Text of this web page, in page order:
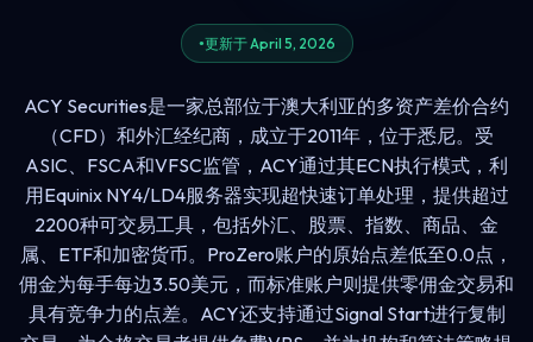
更新于 April 5, 2026
ACY Securities是一家总部位于澳大利亚的多资产差价合约
（CFD）和外汇经纪商，成立于2011年，位于悉尼。受
ASIC、FSCA和VFSC监管，ACY通过其ECN执行模式，利
用Equinix NY4/LD4服务器实现超快速订单处理，提供超过
2200种可交易工具，包括外汇、股票、指数、商品、金
属、ETF和加密货币。ProZero账户的原始点差低至0.0点，
佣金为每手每边3.50美元，而标准账户则提供零佣金交易和
具有竞争力的点差。ACY还支持通过Signal Start进行复制